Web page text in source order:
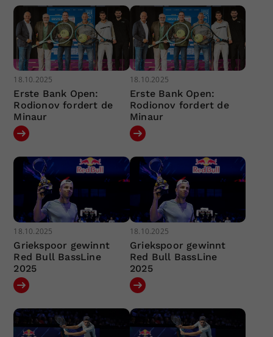
18.10.2025
Erste Bank Open:
Rodionov fordert de
Minaur
18.10.2025
Erste Bank Open:
Rodionov fordert de
Minaur
18.10.2025
Griekspoor gewinnt
Red Bull BassLine
2025
18.10.2025
Griekspoor gewinnt
Red Bull BassLine
2025